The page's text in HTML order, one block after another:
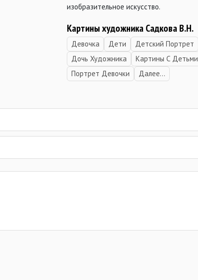
изобразительное искусство.
Картины художника Садкова В.Н.
Девочка Дети Детский Портрет
Дочь Художника
Картины С Детьми
Портрет Девочки
Далее...